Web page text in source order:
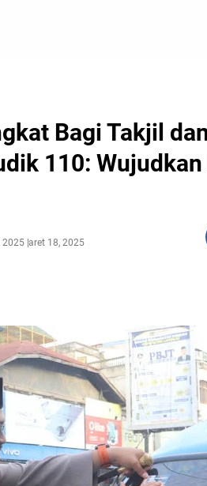
Bagi Takjil
110:
2025Maret 18, 2025